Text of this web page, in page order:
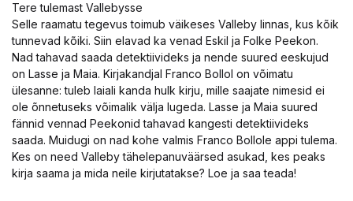
Tere tulemast Vallebysse
Selle raamatu tegevus toimub väikeses Valleby linnas, kus kõik
tunnevad kõiki. Siin elavad ka venad Eskil ja Folke Peekon.
Nad tahavad saada detektiivideks ja nende suured eeskujud
on Lasse ja Maia. Kirjakandjal Franco Bollol on võimatu
ülesanne: tuleb laiali kanda hulk kirju, mille saajate nimesid ei
ole õnnetuseks võimalik välja lugeda. Lasse ja Maia suured
fännid vennad Peekonid tahavad kangesti detektiivideks
saada. Muidugi on nad kohe valmis Franco Bollole appi tulema.
Kes on need Valleby tähelepanuväärsed asukad, kes peaks
kirja saama ja mida neile kirjutatakse? Loe ja saa teada!